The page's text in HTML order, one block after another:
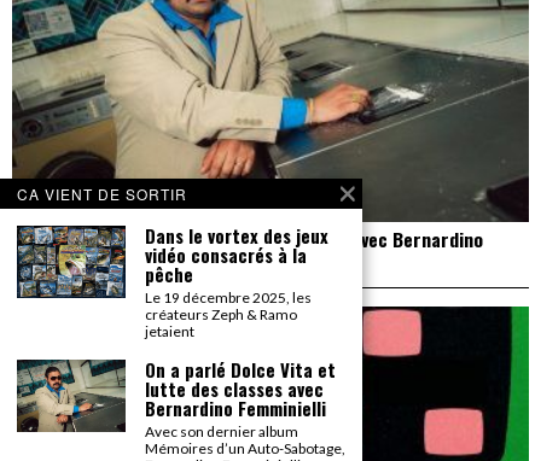
On a parlé Dolce Vita et lutte des classes avec Bernardino
Femminielli
CA VIENT DE SORTIR
Dans le vortex des jeux
vidéo consacrés à la
pêche
Le 19 décembre 2025, les
créateurs Zeph & Ramo
jetaient
On a parlé Dolce Vita et
lutte des classes avec
Bernardino Femminielli
Avec son dernier album
Mémoires d’un Auto-Sabotage,